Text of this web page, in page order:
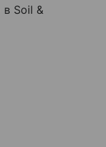
в Soil &